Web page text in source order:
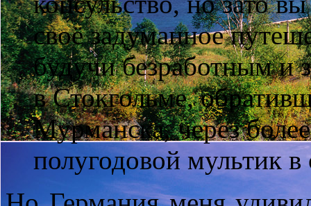
своё задуманное
будучи безработным и
в Стокгольме,
Мурманска, через
полугодовой мультик в